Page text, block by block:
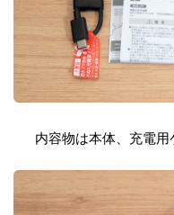
内容物は本体、充電